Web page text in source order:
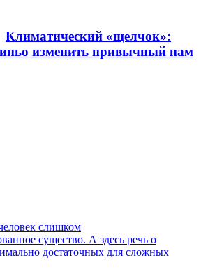
Климатический «щелчок»:
изменить привычный нам
слишком
существо. А здесь речь о
достаточных для сложных